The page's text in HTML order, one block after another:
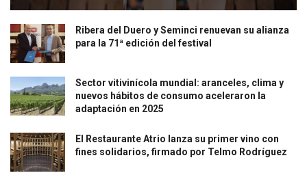
Ribera del Duero y Seminci renuevan su alianza
para la 71ª edición del festival
Sector vitivinícola mundial: aranceles, clima y
nuevos hábitos de consumo aceleraron la
adaptación en 2025
El Restaurante Atrio lanza su primer vino con
fines solidarios, firmado por Telmo Rodríguez